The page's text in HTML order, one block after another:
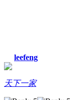
leefeng
天下一家